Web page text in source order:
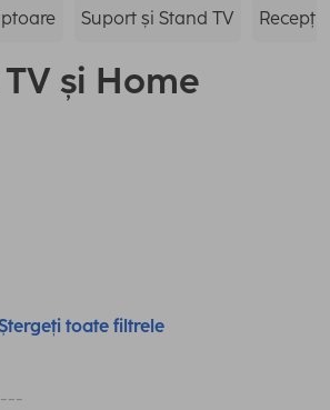
Suport și Stand TV
și Home
toate filtrele